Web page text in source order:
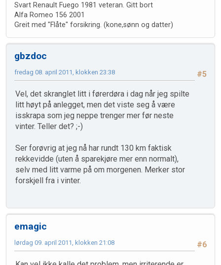
Svart Renault Fuego 1981 veteran. Gitt bort
Alfa Romeo 156 2001
Greit med "Flåte" forsikring. (kone,sønn og datter)
gbzdoc
#5
fredag 08. april 2011, klokken 23:38
Vel, det skranglet litt i førerdøra i dag når jeg spilte
litt høyt på anlegget, men det viste seg å være
isskrapa som jeg neppe trenger mer før neste
vinter. Teller det? ;-)
Ser forøvrig at jeg nå har rundt 130 km faktisk
rekkevidde (uten å sparekjøre mer enn normalt),
selv med litt varme på om morgenen. Merker stor
forskjell fra i vinter.
emagic
#6
lørdag 09. april 2011, klokken 21:08